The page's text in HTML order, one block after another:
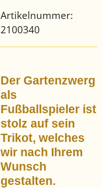
Artikelnummer:
2100340
Der Gartenzwerg
als
Fußballspieler ist
stolz auf sein
Trikot, welches
wir nach Ihrem
Wunsch
gestalten.